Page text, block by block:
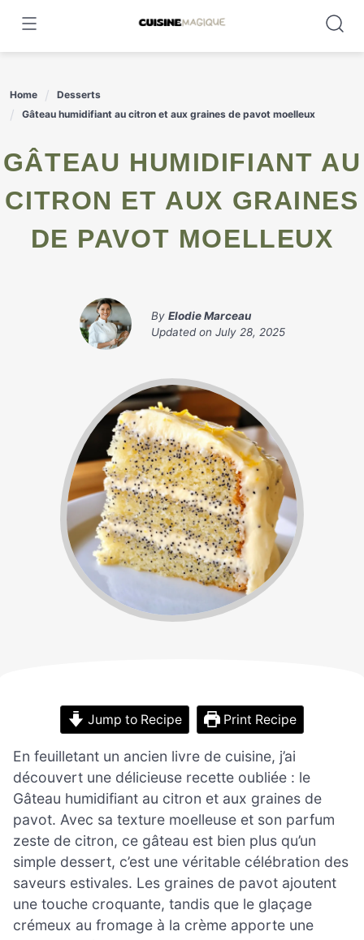
content
Home
Desserts
Gâteau humidifiant au citron et aux graines de pavot moelleux
GÂTEAU HUMIDIFIANT AU
CITRON ET AUX GRAINES
DE PAVOT MOELLEUX
By Elodie Marceau
Updated on July 28, 2025
Jump to Recipe Print Recipe
En feuilletant un ancien livre de cuisine, j’ai
découvert une délicieuse recette oubliée : le
Gâteau humidifiant au citron et aux graines de
pavot. Avec sa texture moelleuse et son parfum
zeste de citron, ce gâteau est bien plus qu’un
simple dessert, c’est une véritable célébration des
saveurs estivales. Les graines de pavot ajoutent
une touche croquante, tandis que le glaçage
crémeux au fromage à la crème apporte une